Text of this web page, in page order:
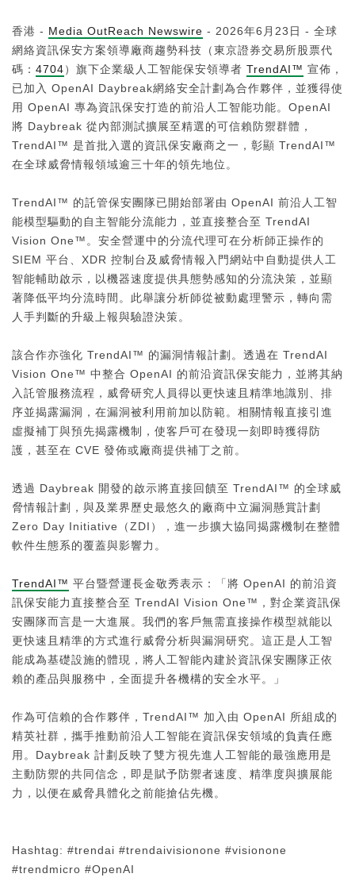
香港 - Media OutReach Newswire - 2026年6月23日 - 全球
網絡資訊保安方案領導廠商趨勢科技（東京證券交易所股票代
碼： 4704）旗下企業級人工智能保安領導者 TrendAI™ 宣佈，
已加入 OpenAI Daybreak網絡安全計劃為合作夥伴，並獲得使
用 OpenAI 專為資訊保安打造的前沿人工智能功能。OpenAI
將 Daybreak 從內部測試擴展至精選的可信賴防禦群體，
TrendAI™ 是首批入選的資訊保安廠商之一，彰顯 TrendAI™
在全球威脅情報領域逾三十年的領先地位。
TrendAI™ 的託管保安團隊已開始部署由 OpenAI 前沿人工智
能模型驅動的自主智能分流能力，並直接整合至 TrendAI
Vision One™。安全營運中的分流代理可在分析師正操作的
SIEM 平台、XDR 控制台及威脅情報入門網站中自動提供人工
智能輔助啟示，以機器速度提供具態勢感知的分流決策，並顯
著降低平均分流時間。此舉讓分析師從被動處理警示，轉向需
人手判斷的升級上報與驗證決策。
該合作亦強化 TrendAI™ 的漏洞情報計劃。透過在 TrendAI
Vision One™ 中整合 OpenAI 的前沿資訊保安能力，並將其納
入託管服務流程，威脅研究人員得以更快速且精準地識別、排
序並揭露漏洞，在漏洞被利用前加以防範。相關情報直接引進
虛擬補丁與預先揭露機制，使客戶可在發現一刻即時獲得防
護，甚至在 CVE 發佈或廠商提供補丁之前。
透過 Daybreak 開發的啟示將直接回饋至 TrendAI™ 的全球威
脅情報計劃，與及業界歷史最悠久的廠商中立漏洞懸賞計劃
Zero Day Initiative（ZDI），進一步擴大協同揭露機制在整體
軟件生態系的覆蓋與影響力。
TrendAI™ 平台暨營運長金敬秀表示：「將 OpenAI 的前沿資
訊保安能力直接整合至 TrendAI Vision One™，對企業資訊保
安團隊而言是一大進展。我們的客戶無需直接操作模型就能以
更快速且精準的方式進行威脅分析與漏洞研究。這正是人工智
能成為基礎設施的體現，將人工智能內建於資訊保安團隊正依
賴的產品與服務中，全面提升各機構的安全水平。」
作為可信賴的合作夥伴，TrendAI™ 加入由 OpenAI 所組成的
精英社群，攜手推動前沿人工智能在資訊保安領域的負責任應
用。Daybreak 計劃反映了雙方視先進人工智能的最強應用是
主動防禦的共同信念，即是賦予防禦者速度、精準度與擴展能
力，以便在威脅具體化之前能搶佔先機。
Hashtag: #trendai #trendaivisionone #visionone
#trendmicro #OpenAI